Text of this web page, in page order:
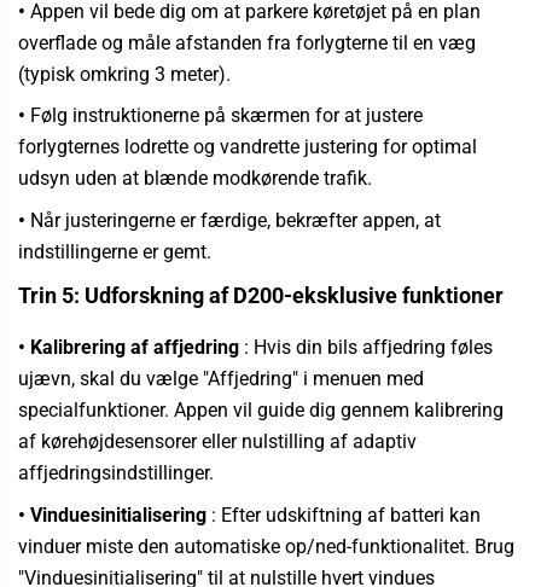
• Appen vil bede dig om at parkere køretøjet på en plan
overflade og måle afstanden fra forlygterne til en væg
(typisk omkring 3 meter).
• Følg instruktionerne på skærmen for at justere
forlygternes lodrette og vandrette justering for optimal
udsyn uden at blænde modkørende trafik.
• Når justeringerne er færdige, bekræfter appen, at
indstillingerne er gemt.
Trin 5: Udforskning af D200-eksklusive funktioner
• Kalibrering af affjedring : Hvis din bils affjedring føles
ujævn, skal du vælge "Affjedring" i menuen med
specialfunktioner. Appen vil guide dig gennem kalibrering
af kørehøjdesensorer eller nulstilling af adaptiv
affjedringsindstillinger.
• Vinduesinitialisering : Efter udskiftning af batteri kan
vinduer miste den automatiske op/ned-funktionalitet. Brug
"Vinduesinitialisering" til at nulstille hvert vindues